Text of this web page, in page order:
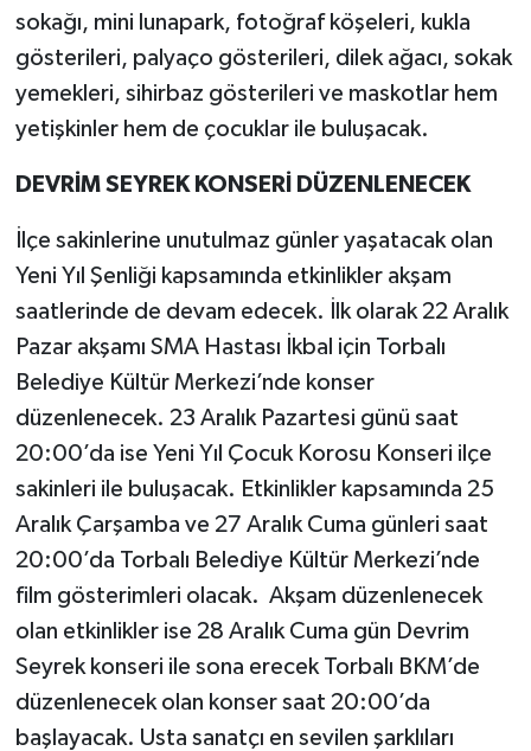
sokağı, mini lunapark, fotoğraf köşeleri, kukla
gösterileri, palyaço gösterileri, dilek ağacı, sokak
yemekleri, sihirbaz gösterileri ve maskotlar hem
yetişkinler hem de çocuklar ile buluşacak.
DEVRİM SEYREK KONSERİ DÜZENLENECEK
İlçe sakinlerine unutulmaz günler yaşatacak olan
Yeni Yıl Şenliği kapsamında etkinlikler akşam
saatlerinde de devam edecek. İlk olarak 22 Aralık
Pazar akşamı SMA Hastası İkbal için Torbalı
Belediye Kültür Merkezi’nde konser
düzenlenecek. 23 Aralık Pazartesi günü saat
20:00’da ise Yeni Yıl Çocuk Korosu Konseri ilçe
sakinleri ile buluşacak. Etkinlikler kapsamında 25
Aralık Çarşamba ve 27 Aralık Cuma günleri saat
20:00’da Torbalı Belediye Kültür Merkezi’nde
film gösterimleri olacak. Akşam düzenlenecek
olan etkinlikler ise 28 Aralık Cuma gün Devrim
Seyrek konseri ile sona erecek Torbalı BKM’de
düzenlenecek olan konser saat 20:00’da
başlayacak. Usta sanatçı en sevilen şarklıları